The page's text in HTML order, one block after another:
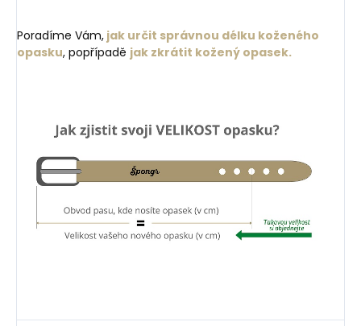
Poradíme Vám, jak určit správnou délku koženého
opasku, popřípadě jak zkrátit kožený opasek.